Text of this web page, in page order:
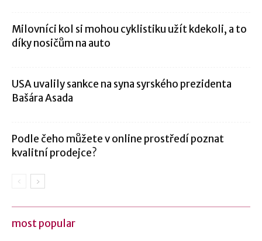
Milovníci kol si mohou cyklistiku užít kdekoli, a to
díky nosičům na auto
USA uvalily sankce na syna syrského prezidenta
Bašára Asada
Podle čeho můžete v online prostředí poznat
kvalitní prodejce?
most popular